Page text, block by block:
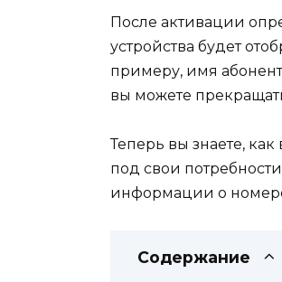
После активации
устройства будет
примеру, имя
вы можете
Теперь вы знаете,
под свои
информации о
Содержание